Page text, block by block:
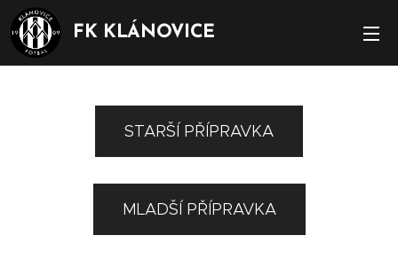
FK KLÁNOVICE
STARŠÍ PŘÍPRAVKA
MLADŠÍ PŘÍPRAVKA